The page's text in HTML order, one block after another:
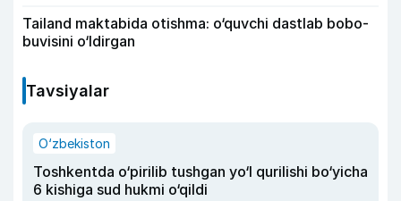
Tailand maktabida otishma: o‘quvchi dastlab bobo-
buvisini o‘ldirgan
Tavsiyalar
O‘zbekiston
Toshkentda o‘pirilib tushgan yo‘l qurilishi bo‘yicha
6 kishiga sud hukmi o‘qildi